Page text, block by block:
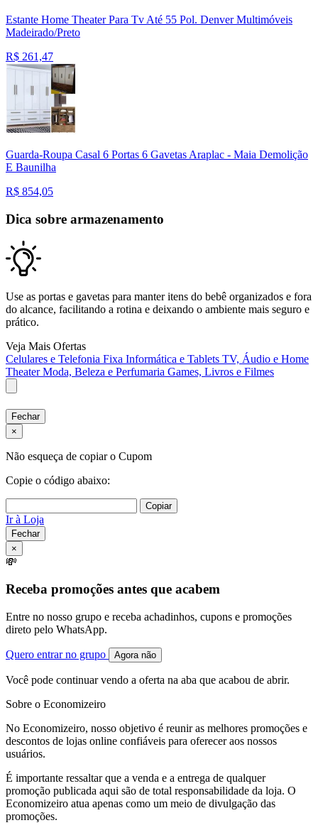
Estante Home Theater Para Tv Até 55 Pol. Denver Multimóveis
Madeirado/Preto
R$ 261,47
Guarda-Roupa Casal 6 Portas 6 Gavetas Araplac - Maia Demolição
E Baunilha
R$ 854,05
Dica sobre armazenamento
Use as portas e gavetas para manter itens do bebê organizados e fora
do alcance, facilitando a rotina e deixando o ambiente mais seguro e
prático.
Veja Mais Ofertas
Celulares e Telefonia Fixa Informática e Tablets TV, Áudio e Home
TheaterModa, Beleza e Perfumaria Games, Livros e Filmes
Fechar
×
Não esqueça de copiar o Cupom
Copie o código abaixo:
Copiar
Ir à Loja
Fechar
×
💸
Receba promoções antes que acabem
Entre no nosso grupo e receba achadinhos, cupons e promoções
direto pelo WhatsApp.
Quero entrar no grupo Agora não
Você pode continuar vendo a oferta na aba que acabou de abrir.
Sobre o Economizeiro
No Economizeiro, nosso objetivo é reunir as melhores promoções e
descontos de lojas online confiáveis para oferecer aos nossos
usuários.
É importante ressaltar que a venda e a entrega de qualquer
promoção publicada aqui são de total responsabilidade da loja. O
Economizeiro atua apenas como um meio de divulgação das
promoções.